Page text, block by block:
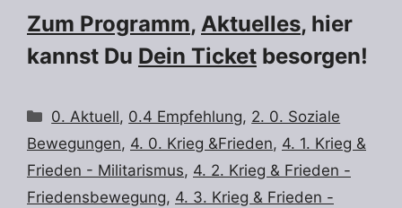
Zum Programm, Aktuelles, hier
kannst Du Dein Ticket besorgen!
Kategorien
0. Aktuell, 0.4 Empfehlung, 2. 0. Soziale
Bewegungen, 4. 0. Krieg &Frieden, 4. 1. Krieg &
Frieden - Militarismus, 4. 2. Krieg & Frieden -
Friedensbewegung, 4. 3. Krieg & Frieden -